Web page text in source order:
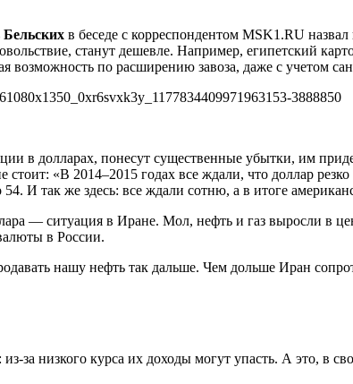
Бельских в беседе с корреспондентом MSK1.RU
станут дешевле. Например, египетский
возможность по расширению завоза, даже с учетом
в долларах, понесут существенные убытки, им
стоит: «В 2014–2015 годах все ждали, что доллар
И так же здесь: все ждали сотню, а в итоге
— ситуация в Иране. Мол, нефть и газ выросли в
в России.
нашу нефть так дальше. Чем дольше Иран
за низкого курса их доходы могут упасть. А это, в